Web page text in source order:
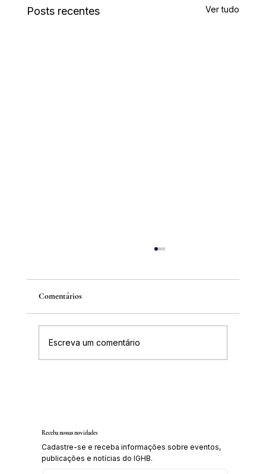
Posts recentes Ver tudo
Comentários
Escreva um comentário
Receba nossas novidades
Cadastre-se e receba informações sobre eventos,
publicações e notícias do IGHB.